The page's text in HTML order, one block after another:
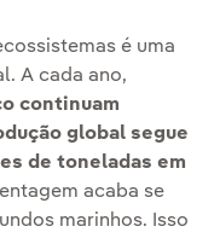
é uma
A cada ano,
continuam
global segue
de toneladas em
acaba se
marinhos. Isso